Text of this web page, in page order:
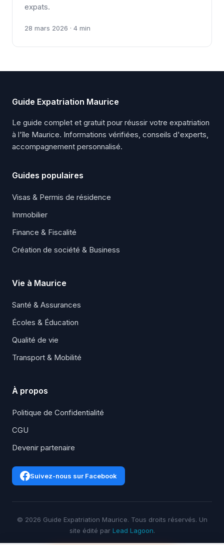
expats.
28 mars 2026 · 4 min
Guide Expatriation Maurice
Le guide complet et gratuit pour réussir votre expatriation
à l'île Maurice. Informations vérifiées, conseils d'experts,
accompagnement personnalisé.
Guides populaires
Visas & Permis de résidence
Immobilier
Finance & Fiscalité
Création de société & Business
Vie à Maurice
Santé & Assurances
Écoles & Éducation
Qualité de vie
Transport & Mobilité
À propos
Politique de Confidentialité
CGU
Devenir partenaire
Suivez-nous sur Facebook
© 2026 Guide Expatriation Maurice. Tous droits réservés. Un
site édité par Lead Lagoon.